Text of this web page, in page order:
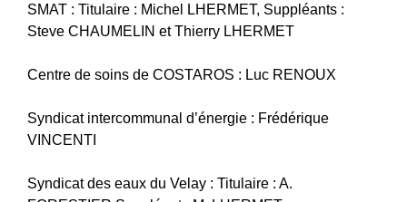
SMAT : Titulaire : Michel LHERMET, Suppléants :
Steve CHAUMELIN et Thierry LHERMET
Centre de soins de COSTAROS : Luc RENOUX
Syndicat intercommunal d’énergie : Frédérique
VINCENTI
Syndicat des eaux du Velay : Titulaire : A.